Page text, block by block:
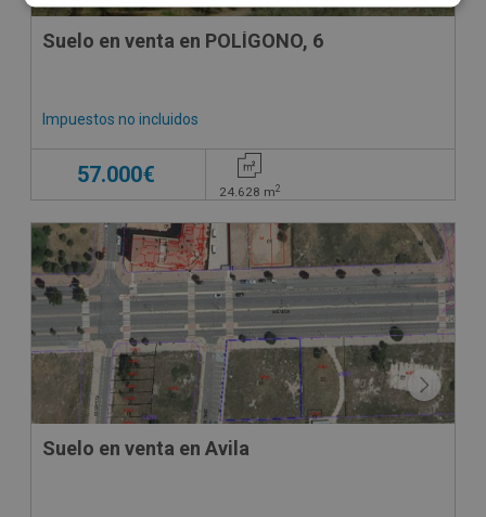
Suelo en venta en POLÍGONO, 6
Impuestos no incluidos
57.000€
24.628 m2
CONDICIONES ESPECIALES
Suelo en venta en Avila